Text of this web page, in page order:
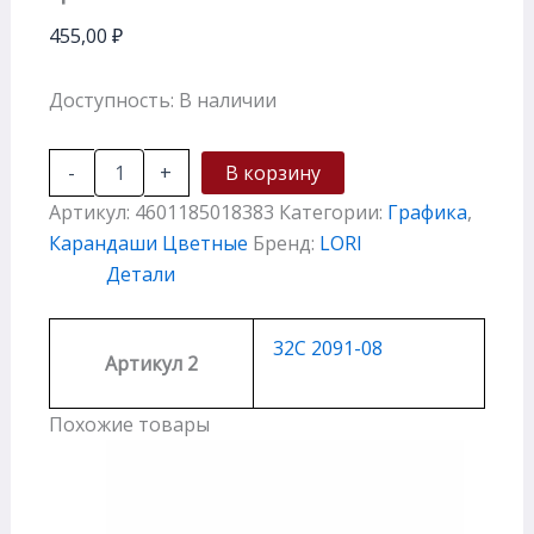
455,00 ₽
Доступность: В наличии
- +
В корзину
Артикул: 4601185018383 Категории: Графика,
Карандаши Цветные Бренд: LORI
Детали
Артикул 2
32С 2091-08
Похожие товары